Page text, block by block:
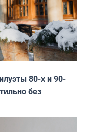
80-х и 90-
без